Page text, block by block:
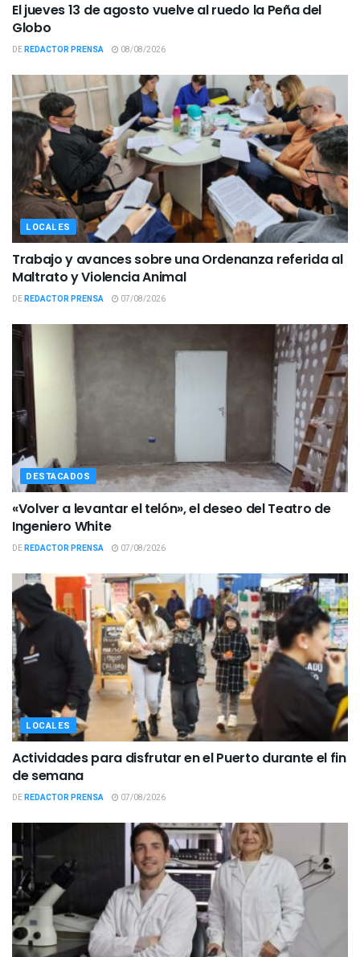
El jueves 13 de agosto vuelve al ruedo la Peña del
Globo
DEREDACTOR PRENSA 08/08/2026
LOCALES
Trabajo y avances sobre una Ordenanza referida al
Maltrato y Violencia Animal
DEREDACTOR PRENSA 07/08/2026
DESTACADOS
«Volver a levantar el telón», el deseo del Teatro de
Ingeniero White
DEREDACTOR PRENSA 07/08/2026
LOCALES
Actividades para disfrutar en el Puerto durante el fin
de semana
DEREDACTOR PRENSA 07/08/2026